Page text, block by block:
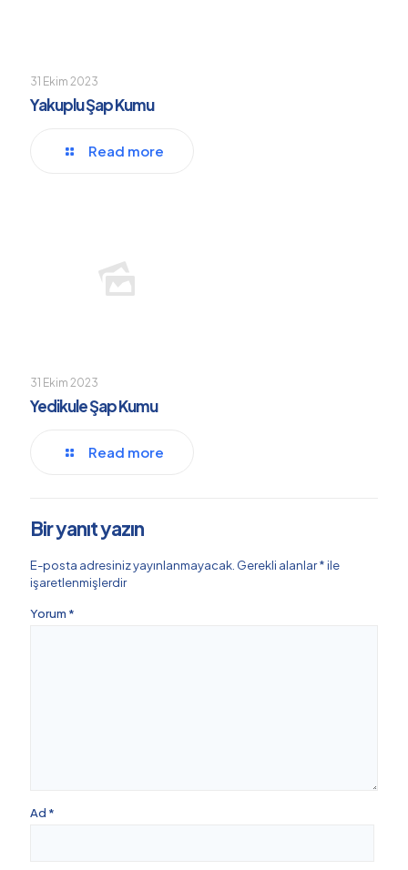
31 Ekim 2023
Yakuplu Şap Kumu
Read more
31 Ekim 2023
Yedikule Şap Kumu
Read more
Bir yanıt yazın
E-posta adresiniz yayınlanmayacak. Gerekli alanlar*ile
işaretlenmişlerdir
Yorum *
Ad *